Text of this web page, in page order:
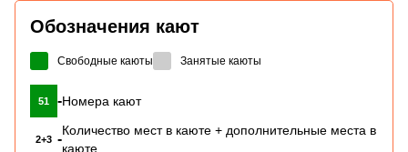
Обозначения кают
Свободные каюты Занятые каюты
51 -Номера кают
2+3 -
Количество мест в каюте + дополнительные места в
каюте